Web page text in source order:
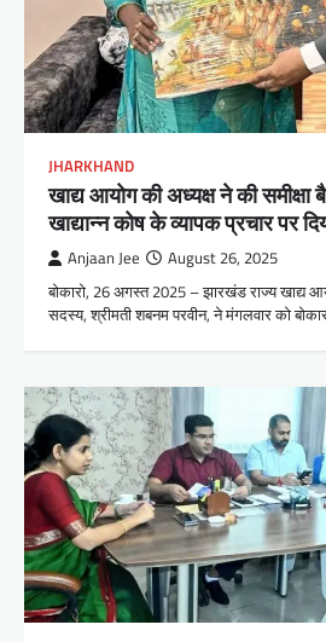
JHARKHAND
खाद्य आयोग की अध्यक्ष ने की
खाद्यान्न कोष के व्यापक प्रचार पर
Anjaan Jee August 26, 2025
बोकारो, 26 अगस्त 2025 – झारखंड राज्य खाद्य
सदस्य, श्रीमती शबनम परवीन, ने मंगलवार को